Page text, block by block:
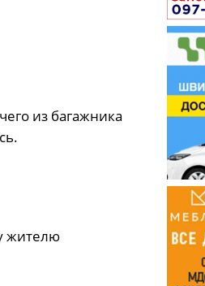
из багажника
жителю